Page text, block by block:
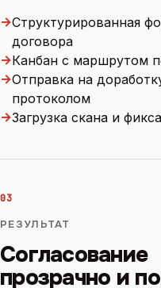
→Структурированная
договора
→Канбан с маршрутом
→Отправка на
протоколом
→Загрузка скана и
03
РЕЗУЛЬТАТ
Согласование
прозрачно и